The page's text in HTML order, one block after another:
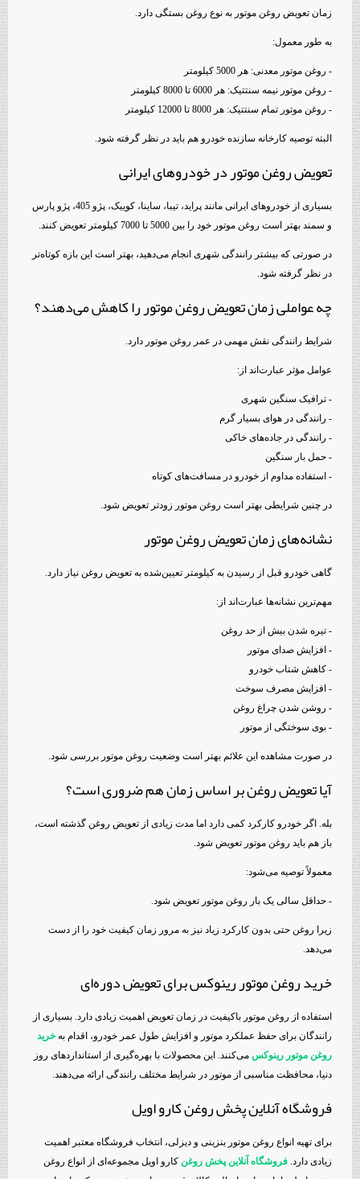
زمان تعویض روغن موتور به نوع روغن بستگی دارد.
به طور معمول:
- روغن موتور معدنی: هر 5000 کیلومتر
- روغن موتور نیمه سنتتیک: هر 6000 تا 8000 کیلومتر
- روغن موتور تمام سنتتیک: هر 8000 تا 12000 کیلومتر
البته توصیه کارخانه سازنده خودرو هم باید در نظر گرفته شود.
تعویض روغن موتور در خودروهای ایرانی
بسیاری از خودروهای ایرانی مانند پراید، تیبا، ساینا، کوییک، پژو 405، پژو پارس
و سمند بهتر است روغن موتور خود را بین 5000 تا 7000 کیلومتر تعویض کنند.
در صورتی که بیشتر رانندگی شهری انجام می‌دهید، بهتر است این بازه کوتاه‌تر
در نظر گرفته شود.
چه عواملی زمان تعویض روغن موتور را کاهش می‌دهند؟
شرایط رانندگی نقش مهمی در عمر روغن موتور دارد.
عوامل مؤثر عبارت‌اند از:
- ترافیک سنگین شهری
- رانندگی در هوای بسیار گرم
- رانندگی در جاده‌های خاکی
- حمل بار سنگین
- استفاده مداوم از خودرو در مسافت‌های کوتاه
در چنین شرایطی بهتر است روغن موتور زودتر تعویض شود.
نشانه‌های زمان تعویض روغن موتور
گاهی خودرو قبل از رسیدن به کیلومتر تعیین‌شده به تعویض روغن نیاز دارد.
مهم‌ترین نشانه‌ها عبارت‌اند از:
- تیره شدن بیش از حد روغن
- افزایش صدای موتور
- کاهش شتاب خودرو
- افزایش مصرف سوخت
- روشن شدن چراغ روغن
- بوی سوختگی از موتور
در صورت مشاهده این علائم بهتر است وضعیت روغن موتور بررسی شود.
آیا تعویض روغن بر اساس زمان هم ضروری است؟
بله. اگر خودرو کارکرد کمی دارد اما مدت زیادی از تعویض روغن گذشته است،
باز هم باید روغن موتور تعویض شود.
معمولاً توصیه می‌شود:
- حداقل سالی یک بار روغن موتور تعویض شود.
زیرا روغن حتی بدون کارکرد زیاد نیز به مرور زمان کیفیت خود را از دست
می‌دهد.
خرید روغن موتور رینوکس برای تعویض دوره‌ای
استفاده از روغن موتور باکیفیت در زمان تعویض اهمیت زیادی دارد. بسیاری از
رانندگان برای حفظ عملکرد موتور و افزایش طول عمر خودرو، اقدام به خرید
روغن موتور رینوکس می‌کنند. این محصولات با بهره‌گیری از استانداردهای روز
دنیا، محافظت مناسبی از موتور در شرایط مختلف رانندگی ارائه می‌دهند.
فروشگاه آنلاین پخش روغن کارو اویل
برای تهیه انواع روغن موتور بنزینی و دیزلی، انتخاب فروشگاه معتبر اهمیت
زیادی دارد. فروشگاه آنلاین پخش روغن کارو اویل مجموعه‌ای از انواع روغن